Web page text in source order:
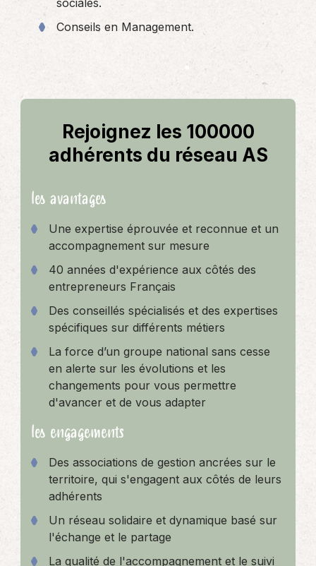
sociales.
Conseils en Management.
Rejoignez les 100000
adhérents du réseau AS
les avantages
Une expertise éprouvée et reconnue et un
accompagnement sur mesure
40 années d'expérience aux côtés des
entrepreneurs Français
Des conseillés spécialisés et des expertises
spécifiques sur différents métiers
La force d’un groupe national sans cesse
en alerte sur les évolutions et les
changements pour vous permettre
d'avancer et de vous adapter
les engagements
Des associations de gestion ancrées sur le
territoire, qui s'engagent aux côtés de leurs
adhérents
Un réseau solidaire et dynamique basé sur
l'échange et le partage
La qualité de l'accompagnement et le suivi